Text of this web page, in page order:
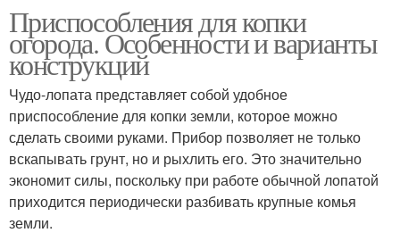
Приспособления для копки
огорода. Особенности и варианты
конструкций
Чудо-лопата представляет собой удобное
приспособление для копки земли, которое можно
сделать своими руками. Прибор позволяет не только
вскапывать грунт, но и рыхлить его. Это значительно
экономит силы, поскольку при работе обычной лопатой
приходится периодически разбивать крупные комья
земли.